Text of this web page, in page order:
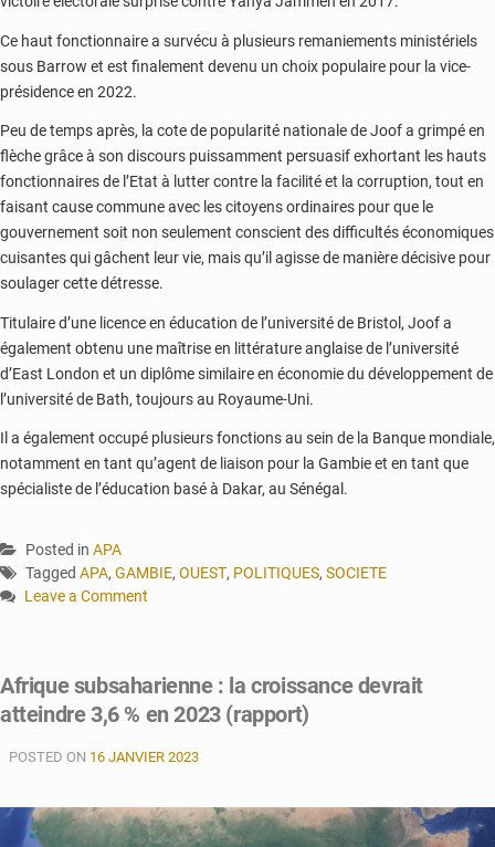
Ce haut fonctionnaire a survécu à plusieurs remaniements ministériels
sous Barrow et est finalement devenu un choix populaire pour la vice-
présidence en 2022.
Peu de temps après, la cote de popularité nationale de Joof a grimpé en
flèche grâce à son discours puissamment persuasif exhortant les hauts
fonctionnaires de l’Etat à lutter contre la facilité et la corruption, tout en
faisant cause commune avec les citoyens ordinaires pour que le
gouvernement soit non seulement conscient des difficultés économiques
cuisantes qui gâchent leur vie, mais qu’il agisse de manière décisive pour
soulager cette détresse.
Titulaire d’une licence en éducation de l’université de Bristol, Joof a
également obtenu une maîtrise en littérature anglaise de l’université
d’East London et un diplôme similaire en économie du développement de
l’université de Bath, toujours au Royaume-Uni.
Il a également occupé plusieurs fonctions au sein de la Banque mondiale,
notamment en tant qu’agent de liaison pour la Gambie et en tant que
spécialiste de l’éducation basé à Dakar, au Sénégal.
Posted in APA
Tagged APA, GAMBIE, OUEST, POLITIQUES, SOCIETE
Leave a Comment
vice-
présidence
en
Qui
était
Afrique subsaharienne : la croissance devrait
atteindre 3,6 % en 2023 (rapport)
POSTED ON 16 JANVIER 2023